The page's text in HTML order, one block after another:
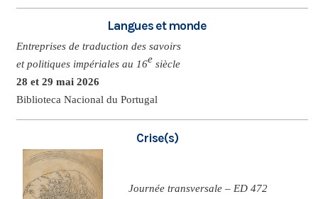
Langues et monde
Entreprises de traduction des savoirs
et politiques impériales au 16e siècle
28 et 29 mai 2026
Biblioteca Nacional du Portugal
Crise(s)
Journée transversale – ED 472